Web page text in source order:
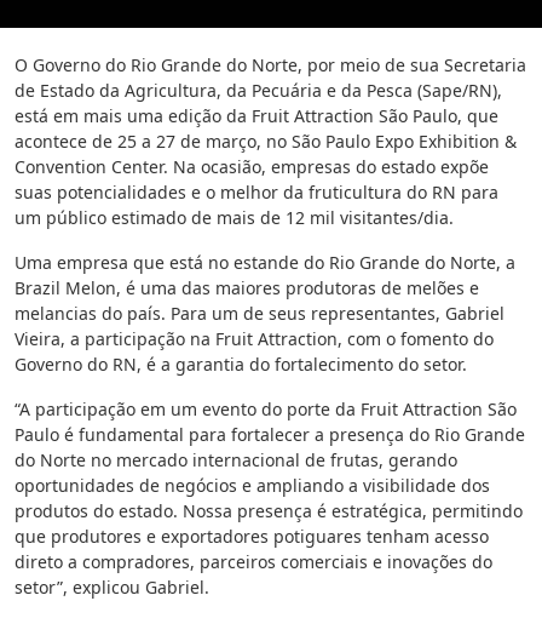
O Governo do Rio Grande do Norte, por meio de sua Secretaria
de Estado da Agricultura, da Pecuária e da Pesca (Sape/RN),
está em mais uma edição da Fruit Attraction São Paulo, que
acontece de 25 a 27 de março, no São Paulo Expo Exhibition &
Convention Center. Na ocasião, empresas do estado expõe
suas potencialidades e o melhor da fruticultura do RN para
um público estimado de mais de 12 mil visitantes/dia.
Uma empresa que está no estande do Rio Grande do Norte, a
Brazil Melon, é uma das maiores produtoras de melões e
melancias do país. Para um de seus representantes, Gabriel
Vieira, a participação na Fruit Attraction, com o fomento do
Governo do RN, é a garantia do fortalecimento do setor.
“A participação em um evento do porte da Fruit Attraction São
Paulo é fundamental para fortalecer a presença do Rio Grande
do Norte no mercado internacional de frutas, gerando
oportunidades de negócios e ampliando a visibilidade dos
produtos do estado. Nossa presença é estratégica, permitindo
que produtores e exportadores potiguares tenham acesso
direto a compradores, parceiros comerciais e inovações do
setor”, explicou Gabriel.